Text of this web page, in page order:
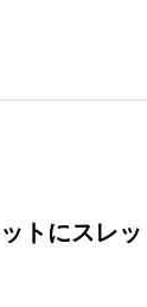
トにスレ